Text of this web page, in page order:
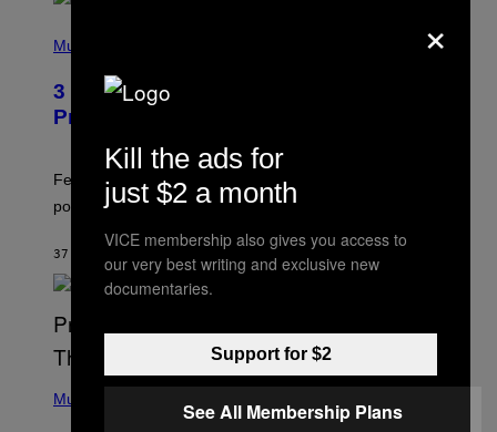
P
T
O
B
A
C
O
U
S
E
R
E
Music
3 Insufferable Pop Music Tropes That
Predate the Gen Alpha Melody
Featuring some of the worst Millennial-era offenses in
pop music clichés.
37 MINUTES AGO
P
Music
×
Kill the ads for
just $2 a month
VICE membership also gives you access to
our very best writing and exclusive new
documentaries.
Support for $2
See All Membership Plans